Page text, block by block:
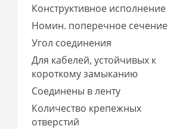
Конструктивное исполнение
Номин. поперечное сечение
Угол соединения
Для кабелей, устойчивых к
короткому замыканию
Соединены в ленту
Количество крепежных
отверстий